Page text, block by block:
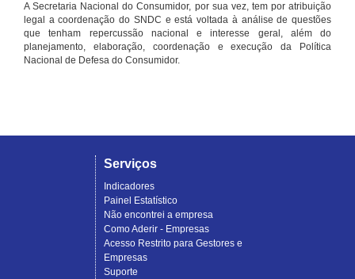
A Secretaria Nacional do Consumidor, por sua vez, tem por atribuição
legal a coordenação do SNDC e está voltada à análise de questões
que tenham repercussão nacional e interesse geral, além do
planejamento, elaboração, coordenação e execução da Política
Nacional de Defesa do Consumidor.
Serviços
Indicadores
Painel Estatístico
Não encontrei a empresa
Como Aderir - Empresas
Acesso Restrito para Gestores e
Empresas
Suporte